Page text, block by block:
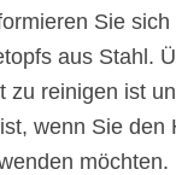
Sie
aus Stahl.
zu reinigen ist
wenn Sie den
möchten.